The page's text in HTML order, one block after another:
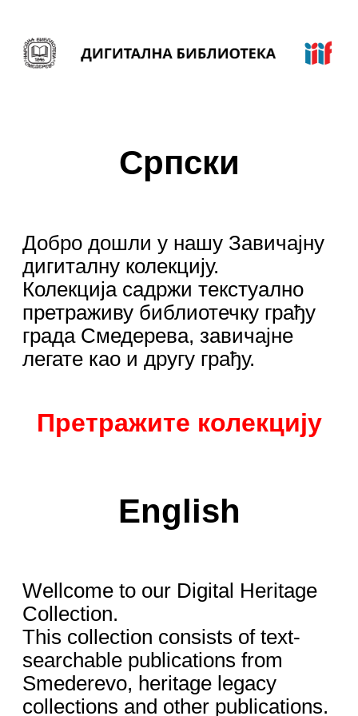
Српски
Добро дошли у нашу Завичајну
дигиталну колекцију.
Колекција садржи текстуално
претраживу библиотечку грађу
града Смедерева, завичајне
легате као и другу грађу.
Претражите колекцију
English
Wellcome to our Digital Heritage
Collection.
This collection consists of text-
searchable publications from
Smederevo, heritage legacy
collections and other publications.